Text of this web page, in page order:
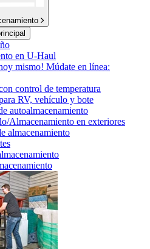
en U-Haul
mismo! Múdate en línea:
control de temperatura
RV, vehículo y bote
autoalmacenamiento
Almacenamiento en exteriores
almacenamiento